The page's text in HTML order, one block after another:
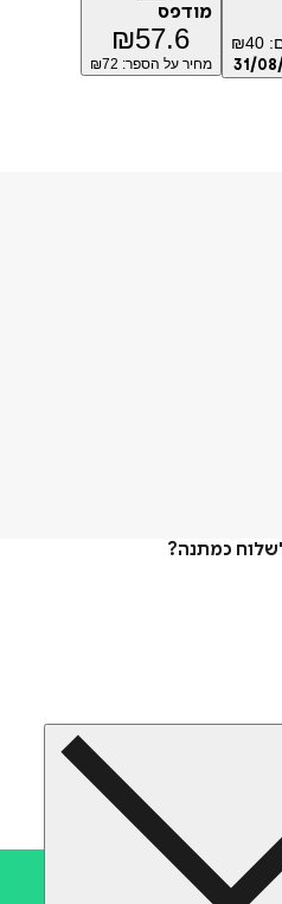
₪40
31/
מודפס
₪57.6
מחיר על הספר: ₪ 72
כמתנה?